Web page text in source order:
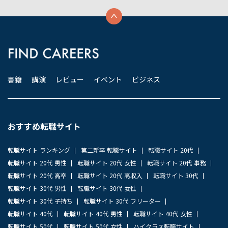
書籍 講演 レビュー イベント ビジネス
おすすめ転職サイト
転職サイト ランキング 第二新卒 転職サイト
転職サイト 20代
転職サイト 20代 男性
転職サイト 20代 女性
転職サイト 20代 事務
転職サイト 20代 高卒
転職サイト 20代 高収入
転職サイト 30代
転職サイト 30代 男性
転職サイト 30代 女性
転職サイト 30代 子持ち
転職サイト 30代 フリーター
転職サイト 40代
転職サイト 40代 男性
転職サイト 40代 女性
転職サイト 50代
転職サイト 50代 女性 ハイクラス転職サイト